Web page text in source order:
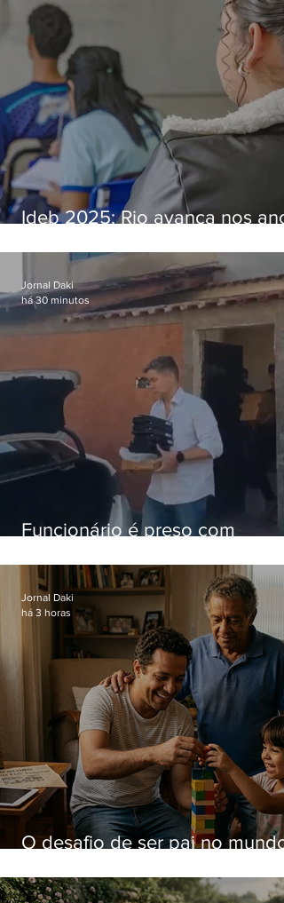
Ideb 2025: Rio avança nos
nacional
Funcionário é preso com
Hospital do Andaraí
Jornal Daki
há 30 minutos
O desafio de ser pai no mundo
Jornal Daki
há 3 horas